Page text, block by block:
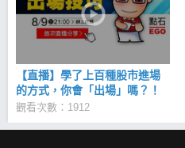
【直播】學了上百種股市進場
的方式，你會「出場」嗎？！
點石Ego 20170809
觀看次數：1912